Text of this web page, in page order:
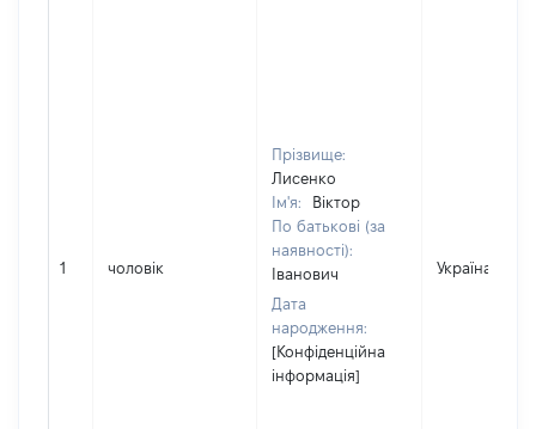
1 чоловік
Прізвище:
Лисенко
Ім'я:
Віктор
По батькові (за
наявності):
Іванович
Дата
народження:
[Конфіденційна
інформація]
Україна